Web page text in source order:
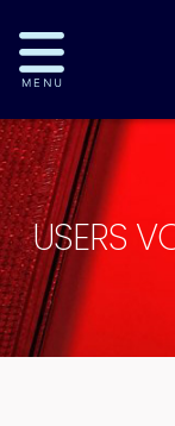
USERS